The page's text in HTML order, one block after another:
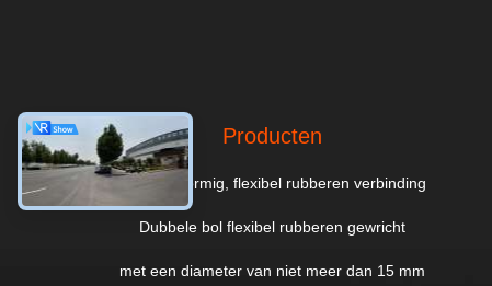
Producten
enkelbolvormig, flexibel rubberen verbinding
Dubbele bol flexibel rubberen gewricht
met een diameter van niet meer dan 15 mm